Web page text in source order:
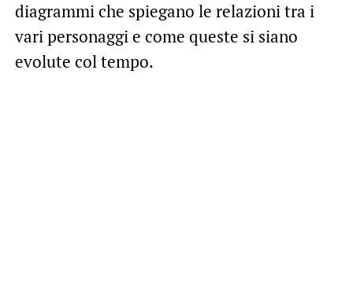
diagrammi che spiegano le relazioni tra i
vari personaggi e come queste si siano
evolute col tempo.